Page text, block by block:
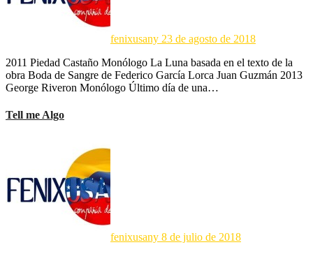
fenixusany 23 de agosto de 2018
2011 Piedad Castaño Monólogo La Luna basada en el texto de la
obra Boda de Sangre de Federico García Lorca Juan Guzmán 2013
George Riveron Monólogo Último día de una…
Tell me Algo
fenixusany 8 de julio de 2018